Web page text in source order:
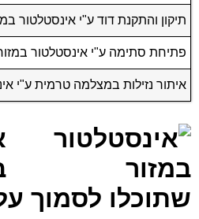
תיקון והתקנת דוד ע"י אינסטלטור
פתיחת סתימה ע"י אינסטלטור
איתור נזילות במצלמה טרמית ע"י
שתוכלו לסמוך